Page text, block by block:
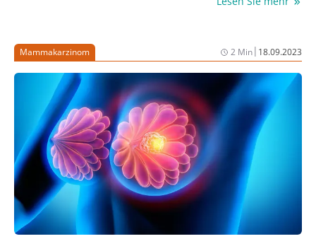
Dabei wurde deutlich: Das Potenzial der
Radioligandentherapie ist groß.
Mammakarzinom 2 Min| 18.09.2023